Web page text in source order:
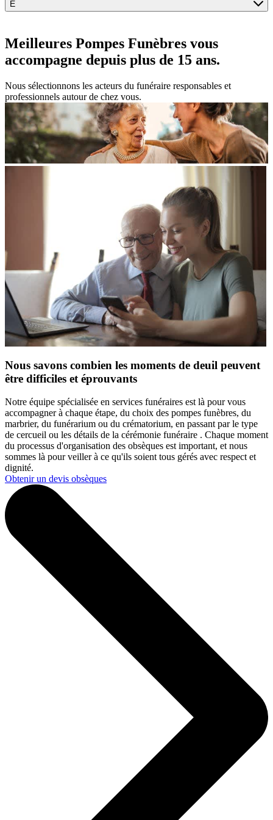
É
Meilleures Pompes Funèbres vous
accompagne depuis plus de 15 ans.
Nous sélectionnons les acteurs du funéraire responsables et
professionnels autour de chez vous.
Nous savons combien les moments de deuil peuvent
être difficiles et éprouvants
Notre équipe spécialisée en services funéraires est là pour vous
accompagner à chaque étape, du choix des pompes funèbres, du
marbrier, du funérarium ou du crématorium, en passant par le type
de cercueil ou les détails de la cérémonie funéraire . Chaque moment
du processus d'organisation des obsèques est important, et nous
sommes là pour veiller à ce qu'ils soient tous gérés avec respect et
dignité.
Obtenir un devis obsèques